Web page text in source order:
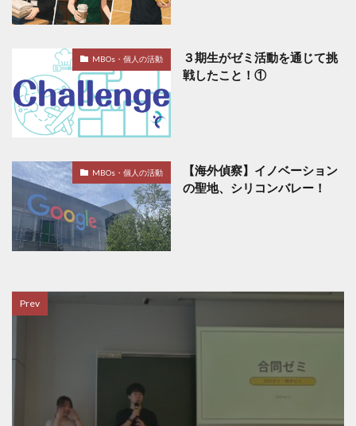
MBOs・個人の活動
３期生がゼミ活動を通じて挑
戦したこと！①
MBOs・個人の活動
【海外偵察】イノベーション
の聖地、シリコンバレー！
Prev